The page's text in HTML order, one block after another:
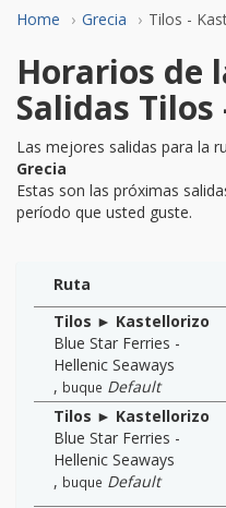
Home Grecia Tilos -
Horarios de
Salidas
Las mejores salidas para la
Grecia
Estas son las próximas
período que usted guste.
Ruta
Tilos ► Kastellorizo
Blue Star Ferries -
Hellenic Seaways
, buque Default
Tilos ► Kastellorizo
Blue Star Ferries -
Hellenic Seaways
, buque Default